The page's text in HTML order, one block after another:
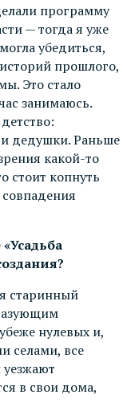
программу
— тогда я уже
убедиться,
прошлого,
Это стало
занимаюсь.
дедушки. Раньше
какой-то
стоит копнуть
старинный
нулевых и,
селами, все
в свои дома,